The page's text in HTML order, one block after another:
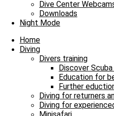
Dive Center
Downloads
Night Mode
Home
Diving
Divers training
Discover
Education for
Further
Diving for returners
Diving for
Bitte einmal aktualisieren, um
Read more »
21. March 2026
Our Daily Dive Trips
Ein rundum schöner
Bitte einmal aktualisieren, um
Read more »